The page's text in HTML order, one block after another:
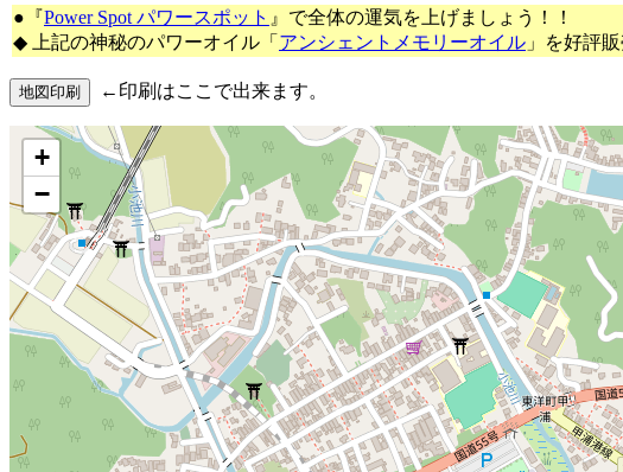
●『Power Spot パワースポット 』で全体の運気を上げましょう！！
◆ 上記の神秘のパワーオイル「 アンシェントメモリーオイル 」を好評
←印刷はここで出来ます。
+
−